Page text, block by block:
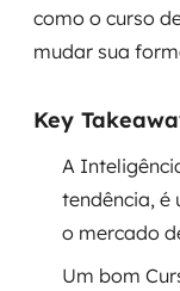
Modernização
Transformação
como o curso
mudar sua
Key
A
tendência, é
o mercado
Um bom